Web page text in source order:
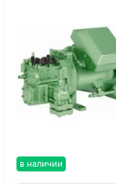
в наличии